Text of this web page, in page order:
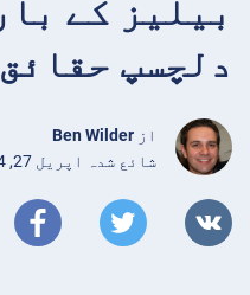
دلچسپ حقائق
از Ben Wilder
شائع شدہ اپریل 27, 2024 • 6 منٹ پڑھنے کے لیے